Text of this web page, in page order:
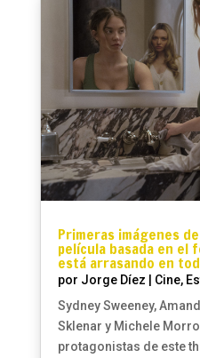
Primeras imágenes
película basada en el
está arrasando en
por Jorge Díez | Cine,
Sydney Sweeney,
Sklenar y Michele
protagonistas de este